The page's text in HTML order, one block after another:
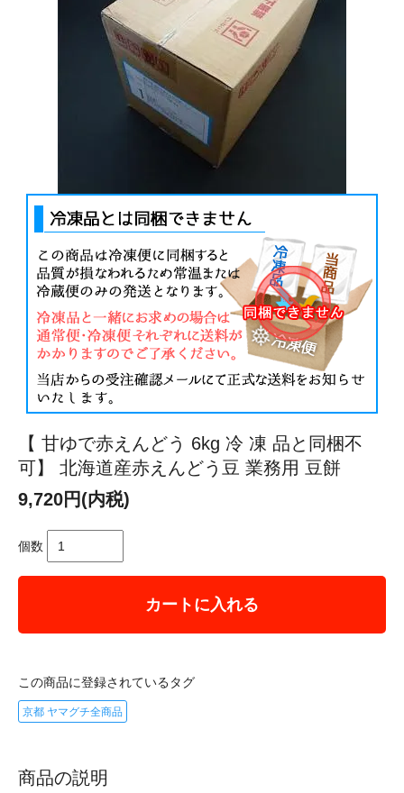
【 甘ゆで赤えんどう 6kg 冷 凍 品と同梱不
可】 北海道産赤えんどう豆 業務用 豆餅
9,720円(内税)
個数
カートに入れる
この商品に登録されているタグ
京都 ヤマグチ全商品
商品の説明